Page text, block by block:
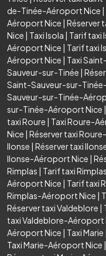
de-Tinée-Aéroport Nice |
Aéroport Nice | Réserver
Nice | Taxi Isola | Tarif taxi
Aéroport Nice | Tarif taxi
Aéroport Nice | Taxi
Sauveur-sur-Tinée |
Saint-Sauveur-sur-
Sauveur-sur-Tinée-
sur-Tinée-Aéroport Nice |
taxi Roure | Taxi Roure-
Nice | Réserver taxi
Ilonse | Réserver taxi
Ilonse-Aéroport Nice |
Rimplas | Tarif taxi Rimplas
Aéroport Nice | Tarif taxi
Rimplas-Aéroport Nice |
Réserver taxi Valdeblore |
taxi Valdeblore-Aéroport
Aéroport Nice | Taxi Marie |
Taxi Marie-Aéroport Nice |